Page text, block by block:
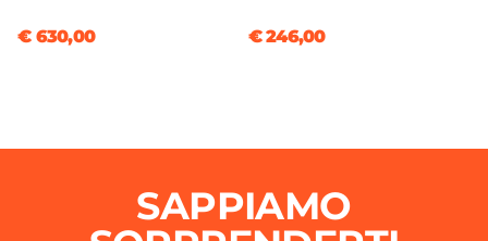
€ 630,00 € 246,00
SAPPIAMO